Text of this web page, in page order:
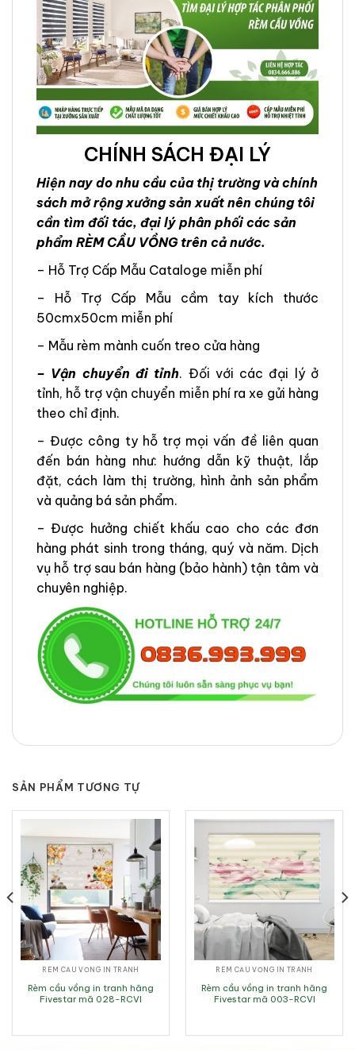
CHÍNH SÁCH ĐẠI LÝ
Hiện nay do nhu cầu của thị trường và chính
sách mở rộng xưởng sản xuất nên chúng tôi
cần tìm đối tác, đại lý phân phối các sản
phẩm RÈM CẦU VỒNG trên cả nước.
– Hỗ Trợ Cấp Mẫu Cataloge miễn phí
– Hỗ Trợ Cấp Mẫu cầm tay kích thước
50cmx50cm miễn phí
– Mẫu rèm mành cuốn treo cửa hàng
– Vận chuyển đi tỉnh. Đối với các đại lý ở
tỉnh, hỗ trợ vận chuyển miễn phí ra xe gửi hàng
theo chỉ định.
– Được công ty hỗ trợ mọi vấn đề liên quan
đến bán hàng như: hướng dẫn kỹ thuật, lắp
đặt, cách làm thị trường, hình ảnh sản phẩm
và quảng bá sản phẩm.
– Được hưởng chiết khấu cao cho các đơn
hàng phát sinh trong tháng, quý và năm. Dịch
vụ hỗ trợ sau bán hàng (bảo hành) tận tâm và
chuyên nghiệp.
SẢN PHẨM TƯƠNG TỰ
RÈM CẦU VỒNG IN TRANH
Rèm cầu vồng in tranh hãng
Fivestar mã 028-RCVI
RÈM CẦU VỒNG IN TRANH
Rèm cầu vồng in tranh hãng
Fivestar mã 003-RCVI